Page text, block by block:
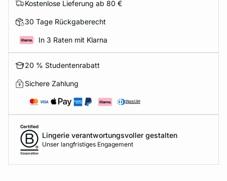
Kostenlose Lieferung ab 80 €
30 Tage Rückgaberecht
In 3 Raten mit Klarna
20 % Studentenrabatt
Sichere Zahlung
Lingerie verantwortungsvoller gestalten
Unser langfristiges Engagement